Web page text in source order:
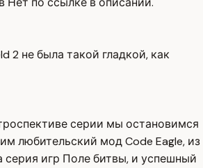
2 не была такой гладкой, как
серии мы остановимся
любительский мод Code Eagle, из
серия игр Поле битвы, и успешный